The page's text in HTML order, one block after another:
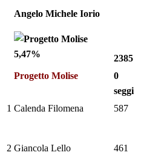
Angelo Michele Iorio
5,47% 2385
Progetto Molise
0
seggi
1 Calenda Filomena 587
2 Giancola Lello 461